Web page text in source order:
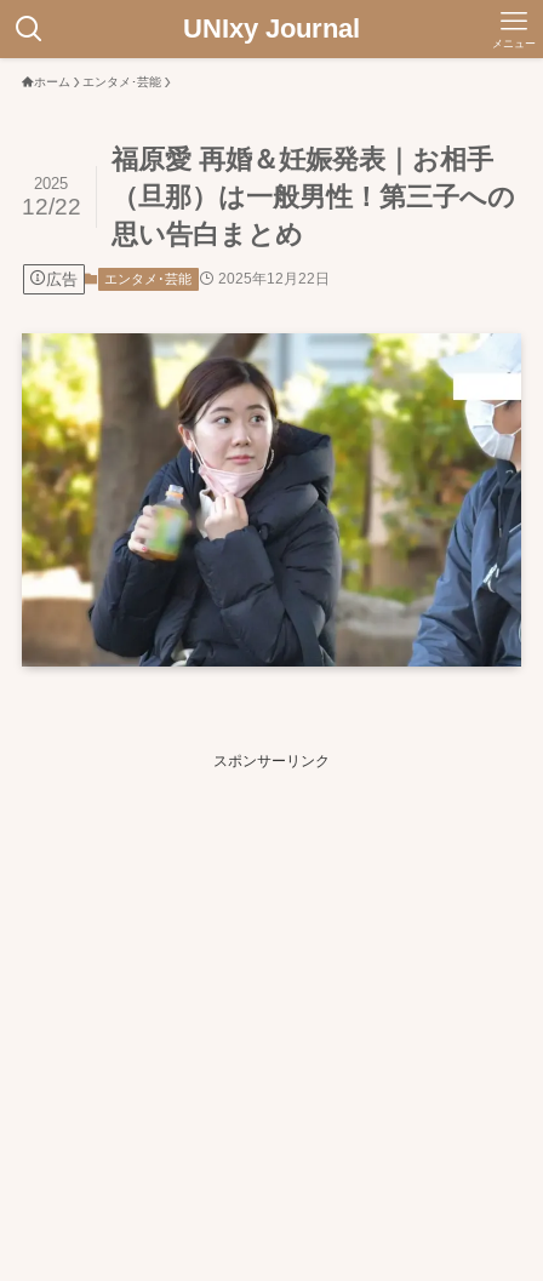
UNIxy Journal メニュー
ホーム エンタメ･芸能
福原愛 再婚＆妊娠発表｜お相手
（旦那）は一般男性！第三子への
思い告白まとめ
2025
12/22
広告 エンタメ･芸能 2025年12月22日
スポンサーリンク